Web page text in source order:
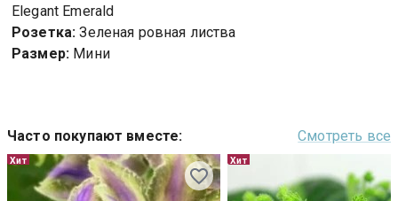
Elegant Emerald
Розетка: Зеленая ровная листва
Размер: Мини
Часто покупают вместе: Смотреть все
Хит Хит